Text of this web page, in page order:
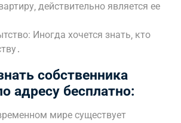
действительно является ее
Иногда хочется знать‚ кто
собственника
адресу бесплатно:
мире существует